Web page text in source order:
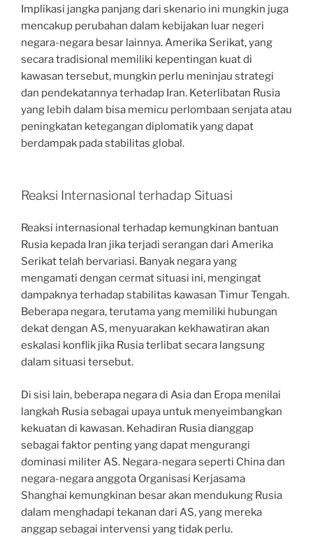
Implikasi jangka panjang dari skenario ini mungkin juga
mencakup perubahan dalam kebijakan luar negeri
negara-negara besar lainnya. Amerika Serikat, yang
secara tradisional memiliki kepentingan kuat di
kawasan tersebut, mungkin perlu meninjau strategi
dan pendekatannya terhadap Iran. Keterlibatan Rusia
yang lebih dalam bisa memicu perlombaan senjata atau
peningkatan ketegangan diplomatik yang dapat
berdampak pada stabilitas global.
Reaksi Internasional terhadap Situasi
Reaksi internasional terhadap kemungkinan bantuan
Rusia kepada Iran jika terjadi serangan dari Amerika
Serikat telah bervariasi. Banyak negara yang
mengamati dengan cermat situasi ini, mengingat
dampaknya terhadap stabilitas kawasan Timur Tengah.
Beberapa negara, terutama yang memiliki hubungan
dekat dengan AS, menyuarakan kekhawatiran akan
eskalasi konflik jika Rusia terlibat secara langsung
dalam situasi tersebut.
Di sisi lain, beberapa negara di Asia dan Eropa menilai
langkah Rusia sebagai upaya untuk menyeimbangkan
kekuatan di kawasan. Kehadiran Rusia dianggap
sebagai faktor penting yang dapat mengurangi
dominasi militer AS. Negara-negara seperti China dan
negara-negara anggota Organisasi Kerjasama
Shanghai kemungkinan besar akan mendukung Rusia
dalam menghadapi tekanan dari AS, yang mereka
anggap sebagai intervensi yang tidak perlu.